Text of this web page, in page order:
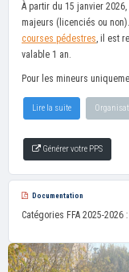
À partir du 15 janvier
majeurs (licenciés ou non).
courses pédestres, il est
valable 1 an.
Pour les mineurs
Lire la suite
Générer votre PPS
Documentation
Catégories FFA 2025-2026 :